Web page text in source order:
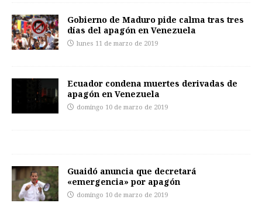
Gobierno de Maduro pide calma tras tres
días del apagón en Venezuela
lunes 11 de marzo de 2019
Ecuador condena muertes derivadas de
apagón en Venezuela
domingo 10 de marzo de 2019
Guaidó anuncia que decretará
«emergencia» por apagón
domingo 10 de marzo de 2019